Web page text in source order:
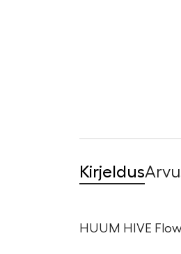
Kirjeldus
HUUM HIVE